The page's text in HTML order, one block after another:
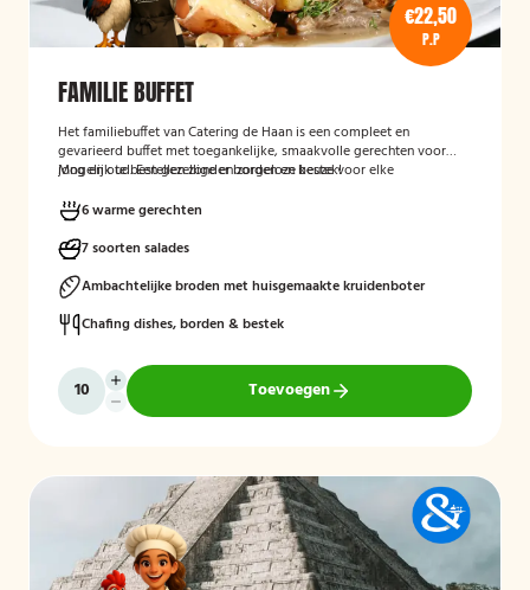
€22,50
P.P
FAMILIE BUFFET
Het familiebuffet van Catering de Haan is een compleet en
gevarieerd buffet met toegankelijke, smaakvolle gerechten voor
jong en oud. Een gezellige en zorgeloze keuze voor elke
Mogelijk te bestellen zonder borden en bestek!
6 warme gerechten
7 soorten salades
Ambachtelijke broden met huisgemaakte kruidenboter
Chafing dishes, borden & bestek
Toevoegen